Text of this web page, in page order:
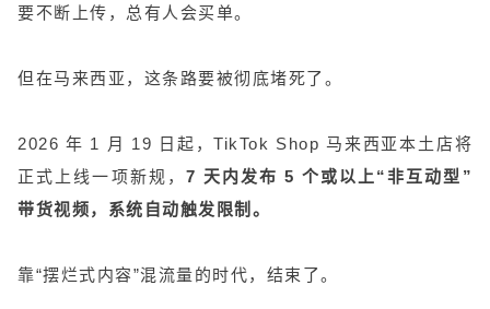
要不断上传，总有人会买单。
但在马来西亚，这条路要被彻底堵死了。
2026 年 1 月 19 日起，TikTok Shop 马来西亚本土店将
正式上线一项新规， 7 天内发布 5 个或以上“非互动型”
带货视频，系统自动触发限制。
靠“摆烂式内容”混流量的时代，结束了。